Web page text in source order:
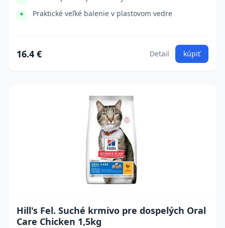
Praktické veľké balenie v plastovom vedre
16.4 € Detail kúpiť
Hill's Fel. Suché krmivo pre dospelých Oral
Care Chicken 1,5kg